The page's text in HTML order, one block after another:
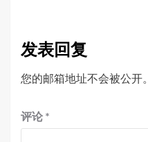
发表回复
您的邮箱地址不会被公开。
评论 *